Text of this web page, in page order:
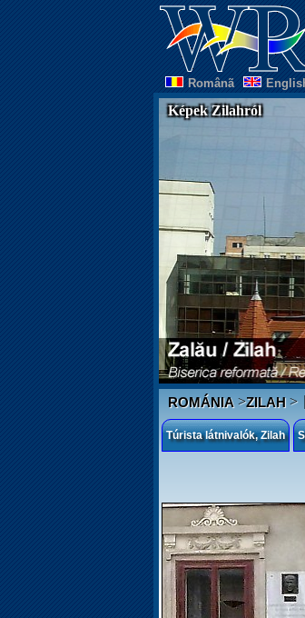
Românã
Képek Zilahról
ROMÁNIA>ZILAH>
Túrista látnivalók, Zilah